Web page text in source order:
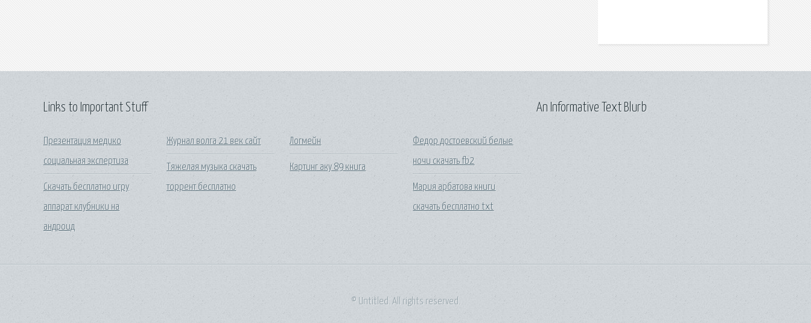
Links to Important Stuff
Презентация медико
социальная экспертиза
Скачать бесплатно игру
аппарат клубники на
андроид
Журнал волга 21 век сайт
Тяжелая музыка скачать
торрент бесплатно
Логмейн
Картинг аку 89 книга
Федор достоевский белые
ночи скачать fb2
Мария арбатова книги
скачать бесплатно txt
An Informative Text Blurb
© Untitled. All rights reserved.